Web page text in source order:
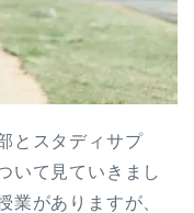
とスタディサプ
いて見ていきまし
業がありますが、